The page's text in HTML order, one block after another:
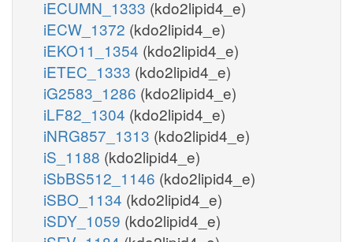
iECUMN_1333 (kdo2lipid4_e)
iECW_1372 (kdo2lipid4_e)
iEKO11_1354 (kdo2lipid4_e)
iETEC_1333 (kdo2lipid4_e)
iG2583_1286 (kdo2lipid4_e)
iLF82_1304 (kdo2lipid4_e)
iNRG857_1313 (kdo2lipid4_e)
iS_1188 (kdo2lipid4_e)
iSbBS512_1146 (kdo2lipid4_e)
iSBO_1134 (kdo2lipid4_e)
iSDY_1059 (kdo2lipid4_e)